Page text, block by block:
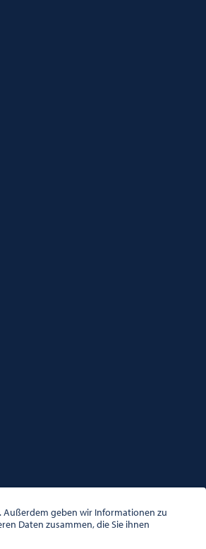
Außerdem geben wir Informationen zu
Daten zusammen, die Sie ihnen